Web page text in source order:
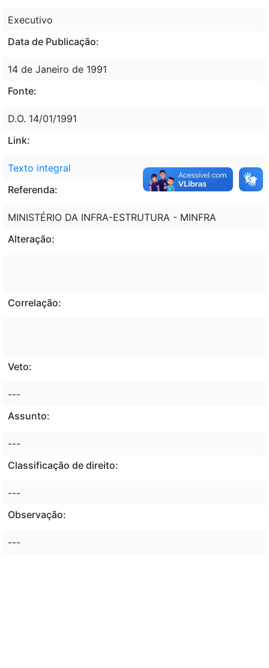
Executivo
Data de Publicação:
14 de Janeiro de 1991
Fonte:
D.O. 14/01/1991
Link:
Texto integral
Referenda:
MINISTÉRIO DA INFRA-ESTRUTURA - MINFRA
Alteração:
Correlação:
Veto:
---
Assunto:
---
Classificação de direito:
---
Observação:
---